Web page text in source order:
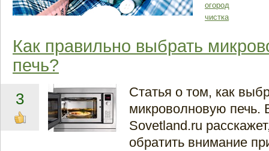
огород
чистка
Как правильно выбрать
печь?
3
Статья о том, как
микроволновую печь.
Sovetland.ru
обратить внимание